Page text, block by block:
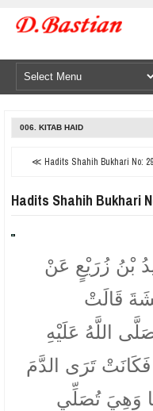
006. KITAB HAID
≪ Hadits Shahih Bukhari No:
Hadits Shahih Bukhari
بْنُ زُرَيْعٍ عَنْ
قَالَتْ
اللَّهُ عَلَيْهِ
تَرَى الدَّمَ
وَهِيَ تُصَلِّي